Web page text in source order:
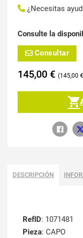
¿Necesitas
Consulte la
Consultar
145,00 € 145,00 €
DESCRIPCIÓN
RefID: 1071481
Pieza: CAPO